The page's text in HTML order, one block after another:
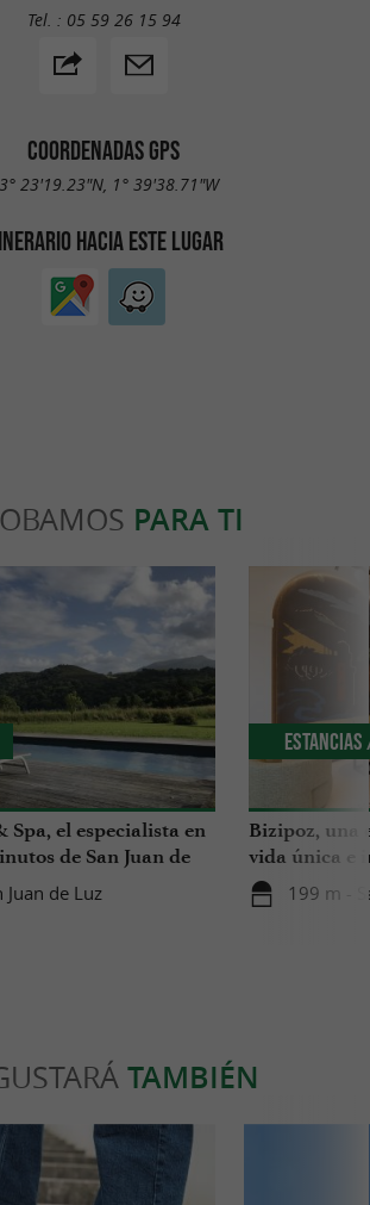
Tel. : 05 59 26 15 94
COORDENADAS GPS
23'19.23"N, 1° 39'38.71"W
HACIA ESTE LUGAR
PARA TI
Spa, el especialista en
de San Juan de
Juan de Luz
Bizipoz, una
vida única e
disfrutar en
199 m -
Estancias
TAMBIÉN